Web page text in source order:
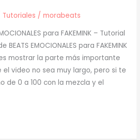
Tutoriales /morabeats
para FAKEMINK – Tutorial
EMOCIONALES para FAKEMINK
mostrar la parte más importante
video no sea muy largo, pero si te
de 0 a 100 con la mezcla y el